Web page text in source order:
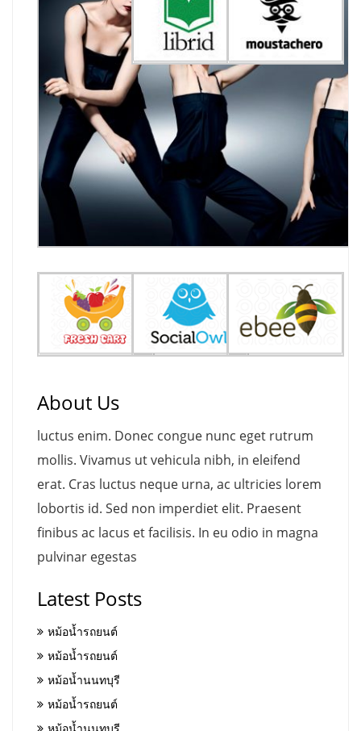
About Us
luctus enim. Donec congue nunc eget rutrum
mollis. Vivamus ut vehicula nibh, in eleifend
erat. Cras luctus neque urna, ac ultricies lorem
lobortis id. Sed non imperdiet elit. Praesent
finibus ac lacus et facilisis. In eu odio in magna
pulvinar egestas
Latest Posts
หม้อน้ำรถยนต์
หม้อน้ำรถยนต์
หม้อน้ำนนทบุรี
หม้อน้ำรถยนต์